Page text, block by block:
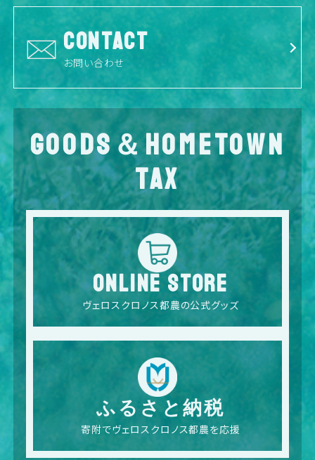
CONTACT
お問い合わせ
GOODS＆HOMETOWN
TAX
ONLINE STORE
ヴェロスクロノス都農の公式グッズ
ふるさと納税
寄附でヴェロスクロノス都農を応援